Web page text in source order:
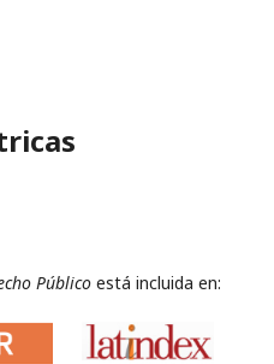
Público está incluida en: